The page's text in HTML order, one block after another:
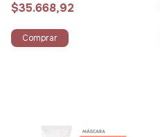
$35.668,92
Comprar